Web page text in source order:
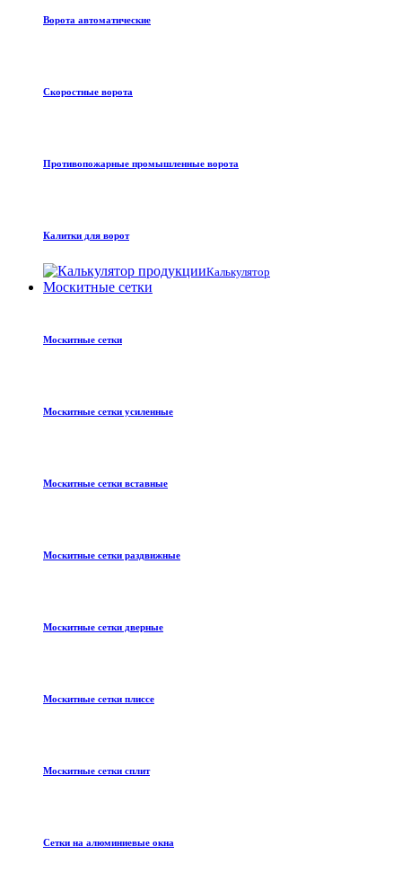
Ворота автоматические
Скоростные ворота
Противопожарные промышленные ворота
Калитки для ворот
Калькулятор
Москитные сетки
Москитные сетки
Москитные сетки усиленные
Москитные сетки вставные
Москитные сетки раздвижные
Москитные сетки дверные
Москитные сетки плиссе
Москитные сетки сплит
Сетки на алюминиевые окна